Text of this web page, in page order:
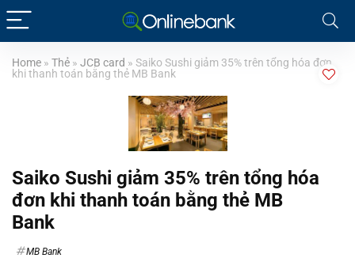
Home » Thẻ » JCB card » Saiko Sushi giảm 35% trên tổng hóa đơn
khi thanh toán bằng thẻ MB Bank
Saiko Sushi giảm 35% trên tổng hóa
đơn khi thanh toán bằng thẻ MB
Bank
MB Bank